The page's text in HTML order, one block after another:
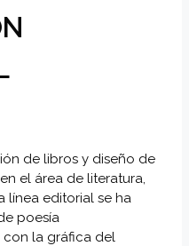
de libros y diseño de
el área de literatura,
línea editorial se ha
poesía
la gráfica del